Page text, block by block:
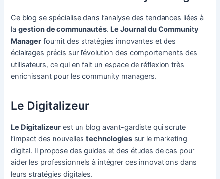
Ce blog se spécialise dans l’analyse des tendances liées à
lagestion de communautés. Le Journal du Community
Manager fournit des stratégies innovantes et des
éclairages précis sur l’évolution des comportements des
utilisateurs, ce qui en fait un espace de réflexion très
enrichissant pour les community managers.
Le Digitalizeur
Le Digitalizeur est un blog avant-gardiste qui scrute
l’impact des nouvellestechnologies sur le marketing
digital. Il propose des guides et des études de cas pour
aider les professionnels à intégrer ces innovations dans
leurs stratégies digitales.